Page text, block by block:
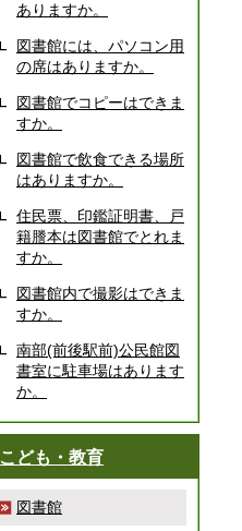
ありますか。
図書館には、パソコン用
の席はありますか。
図書館でコピーはできま
すか。
図書館で飲食できる場所
はありますか。
住民票、印鑑証明書、戸
籍謄本は図書館でとれま
すか。
図書館内で撮影はできま
すか。
南部(前後駅前)公民館図
書室に駐車場はあります
か。
こども・教育
図書館